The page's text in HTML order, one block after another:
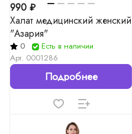
990 ₽
Халат медицинский женский
"Азария"
0
Есть в наличии
Арт. 0001286
Подробнее